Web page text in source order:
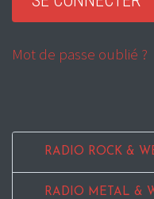
Mot de passe oublié ?
RADIO ROCK &
RADIO METAL &